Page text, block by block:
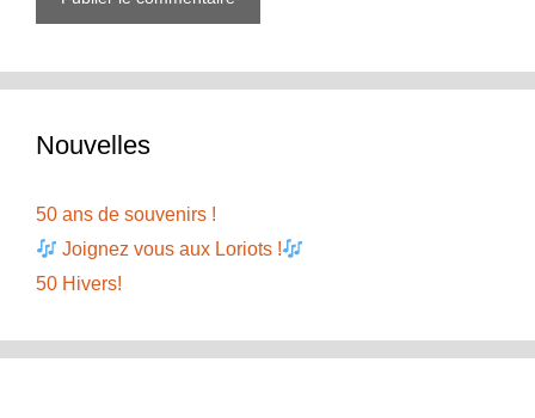
Nouvelles
50 ans de souvenirs !
Joignez vous aux Loriots !
50 Hivers!